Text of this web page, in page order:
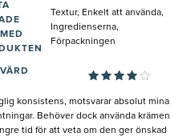
Textur, Enkelt att använda,
Ingredienserna,
Förpackningen
konsistens, motsvarar absolut mina
Behöver dock använda krämen
tid för att veta om den ger önskad